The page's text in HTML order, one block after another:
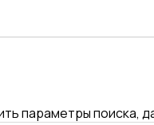
параметры поиска,